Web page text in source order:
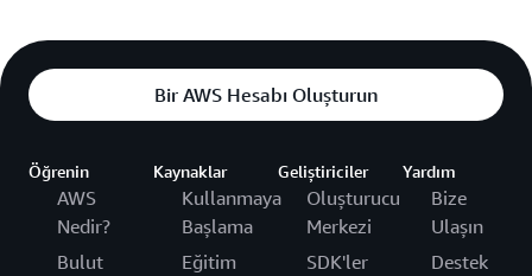
Bir AWS Hesabı Oluşturun
Öğrenin
AWS
Nedir?
Bulut
Kaynaklar
Kullanmaya
Başlama
Eğitim
Geliştiriciler
Oluşturucu
Merkezi
SDK'ler
Yardım
Bize
Ulaşın
Destek